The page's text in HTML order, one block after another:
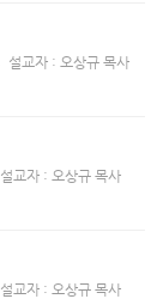
설교자 : 오상규 목사
설교자 : 오상규 목사
설교자 : 오상규 목사